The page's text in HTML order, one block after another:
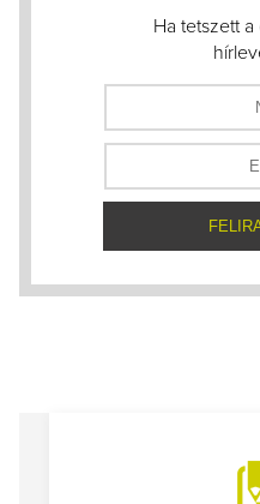
Ha tetszett